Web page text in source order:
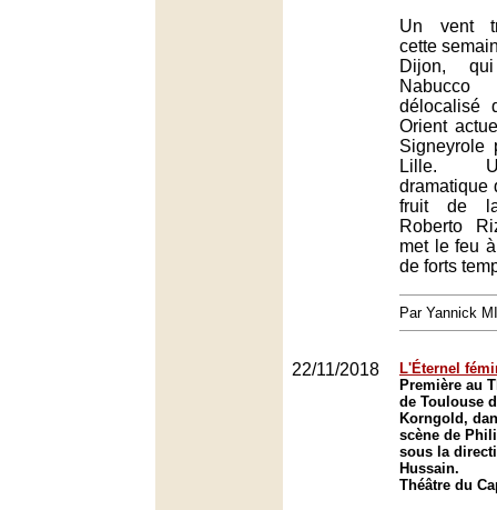
Un vent
cette
Dijon,
délocalisé
Orient
Signeyrole
Lille.
dramatique
fruit de
Roberto
met le feu
de forts
Par Yannick
22/11/2018
L'Éternel
Première au
de Toulouse
Korngold,
scène de
sous la
Hussain.
Théâtre du